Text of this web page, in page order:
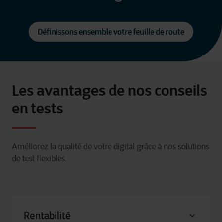
Définissons ensemble votre feuille de route
Les avantages de nos conseils
en tests
Améliorez la qualité de votre digital grâce à nos solutions
de test flexibles.
Rentabilité